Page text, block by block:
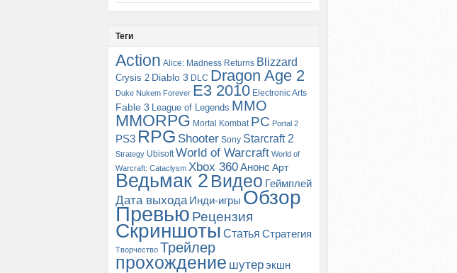
Теги
Action Alice: Madness Returns Blizzard
Crysis 2 Diablo 3 DLC Dragon Age 2
Duke Nukem Forever E3 2010 Electronic Arts
Fable 3 League of Legends MMO
MMORPG Mortal Kombat PC Portal 2
PS3 RPG Shooter Sony Starcraft 2
Strategy Ubisoft World of Warcraft World of
Warcraft: Cataclysm Xbox 360Анонс Арт
Ведьмак 2 Видео Геймплей
Дата выхода Инди-игры Обзор
Превью Рецензия
Скриншоты Статья Стратегия
Творчество Трейлер
прохождение шутерэкшн